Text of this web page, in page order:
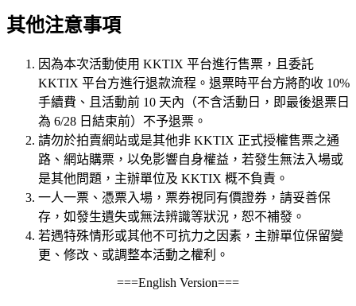
其他注意事項
因為本次活動使用 KKTIX 平台進行售票，且委託
KKTIX 平台方進行退款流程。退票時平台方將酌收 10%
手續費、且活動前 10 天內（不含活動日，即最後退票日
為 6/28 日結束前）不予退票。
請勿於拍賣網站或是其他非 KKTIX 正式授權售票之通
路、網站購票，以免影響自身權益，若發生無法入場或
是其他問題，主辦單位及 KKTIX 概不負責。
一人一票、憑票入場，票券視同有價證券，請妥善保
存，如發生遺失或無法辨識等狀況，恕不補發。
若遇特殊情形或其他不可抗力之因素，主辦單位保留變
更、修改、或調整本活動之權利。
===English Version===